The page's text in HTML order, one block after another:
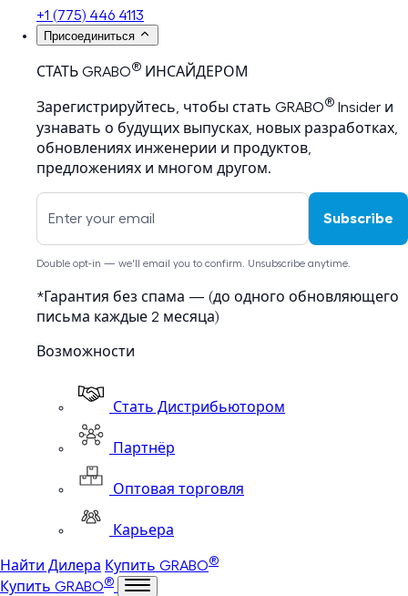
+1 (775) 446 4113
Присоединиться
СТАТЬ GRABO® ИНСАЙДЕРОМ
Зарегистрируйтесь, чтобы стать GRABO® Insider и
узнавать о будущих выпусках, новых разработках,
обновлениях инженерии и продуктов,
предложениях и многом другом.
Subscribe
Double opt-in — we'll email you to confirm. Unsubscribe anytime.
*Гарантия без спама — (до одного обновляющего
письма каждые 2 месяца)
Возможности
Стать Дистрибьютором
Партнёр
Оптовая торговля
Карьера
Найти Дилера Купить GRABO®
Купить GRABO®